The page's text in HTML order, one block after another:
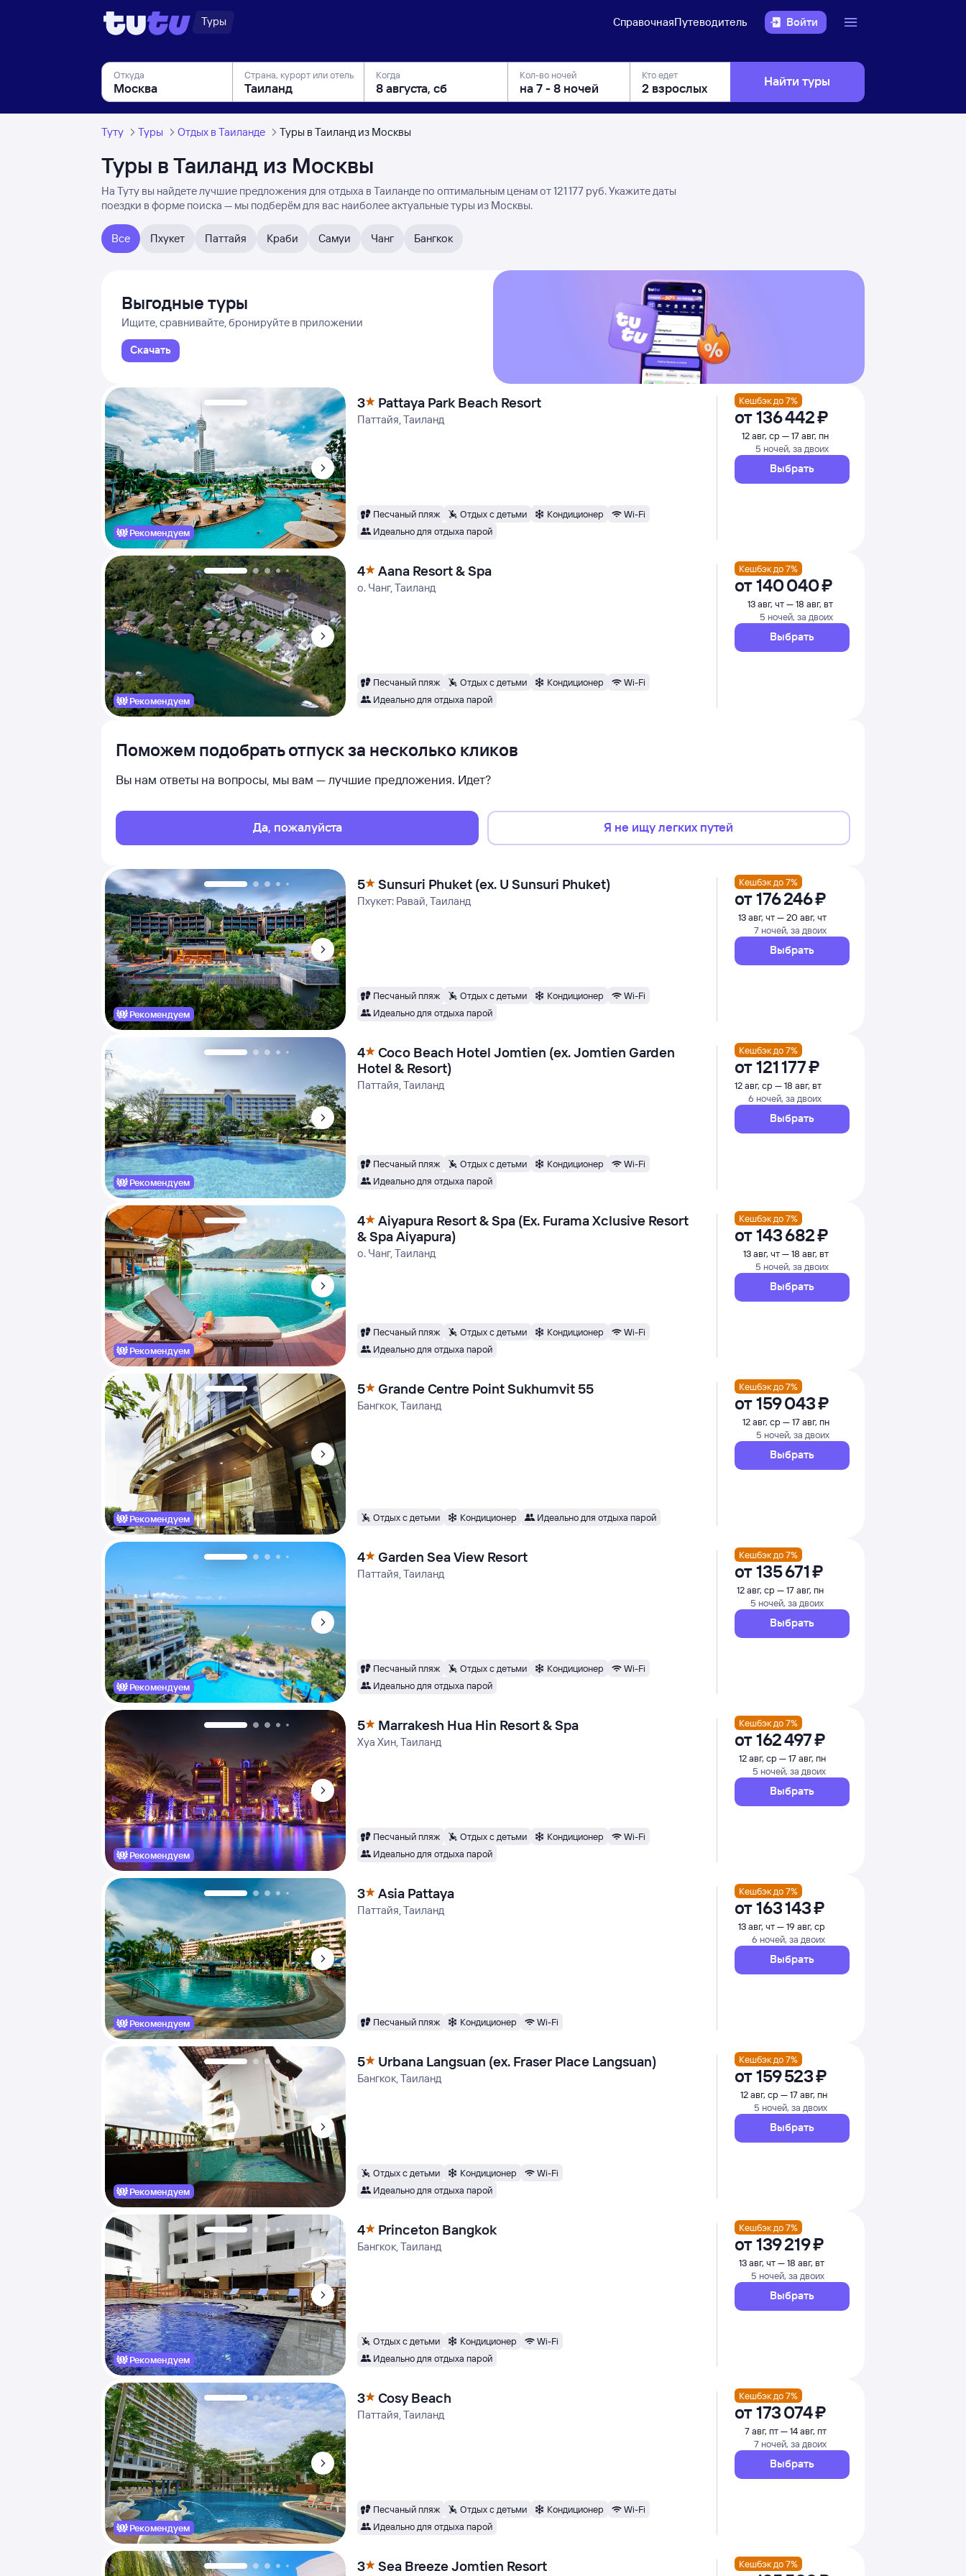
Туры СправочнаяПутеводитель Войти
Откуда Страна, курорт или отель Когда Кол-во ночей Кто едет Найти туры
Туту Туры Отдых в Таиланде Туры в Таиланд из Москвы
Туры в Таиланд из Москвы
На Туту вы найдете лучшие предложения для отдыха в Таиланде по оптимальным ценам от 121 ⁠177 руб. Укажите даты
поездки в форме поиска — мы подберём для вас наиболее актуальные туры из Москвы.
Все Пхукет Паттайя Краби Самуи Чанг Бангкок
Выгодные туры
Ищите, сравнивайте, бронируйте в приложении
Скачать
Рекомендуем
3 Pattaya Park Beach Resort
Паттайя, Таиланд
Песчаный пляж Отдых с детьми Кондиционер
Wi-Fi
Идеально для отдыха парой
Кешбэк до 7%
от136 ⁠442 ⁠₽
12 авг, ср — 17 авг, пн
5 ночей, за двоих
Выбрать
Рекомендуем
4 Aana Resort & Spa
о. Чанг, Таиланд
Песчаный пляж Отдых с детьми Кондиционер
Wi-Fi
Идеально для отдыха парой
Кешбэк до 7%
от140 ⁠040 ⁠₽
13 авг, чт — 18 авг, вт
5 ночей, за двоих
Выбрать
Поможем подобрать отпуск за несколько кликов
Вы нам ответы на вопросы, мы вам — лучшие предложения. Идет?
Да, пожалуйста Я не ищу легких путей
Рекомендуем
5 Sunsuri Phuket (ex. U Sunsuri Phuket)
Пхукет: Равай, Таиланд
Песчаный пляж Отдых с детьми Кондиционер
Wi-Fi
Идеально для отдыха парой
Кешбэк до 7%
от176 ⁠246 ⁠₽
13 авг, чт — 20 авг, чт
7 ночей, за двоих
Выбрать
Рекомендуем
4
Coco Beach Hotel Jomtien (ex. Jomtien Garden
Hotel & Resort)
Паттайя, Таиланд
Песчаный пляж Отдых с детьми Кондиционер
Wi-Fi
Идеально для отдыха парой
Кешбэк до 7%
от121 ⁠177 ⁠₽
12 авг, ср — 18 авг, вт
6 ночей, за двоих
Выбрать
Рекомендуем
4
Aiyapura Resort & Spa (Ex. Furama Xclusive Resort
& Spa Aiyapura)
о. Чанг, Таиланд
Песчаный пляж Отдых с детьми Кондиционер
Wi-Fi
Идеально для отдыха парой
Кешбэк до 7%
от143 ⁠682 ⁠₽
13 авг, чт — 18 авг, вт
5 ночей, за двоих
Выбрать
Рекомендуем
5 Grande Centre Point Sukhumvit 55
Бангкок, Таиланд
Отдых с детьми Кондиционер Идеально для отдыха парой
Кешбэк до 7%
от159 ⁠043 ⁠₽
12 авг, ср — 17 авг, пн
5 ночей, за двоих
Выбрать
Рекомендуем
4 Garden Sea View Resort
Паттайя, Таиланд
Песчаный пляж Отдых с детьми Кондиционер
Wi-Fi
Идеально для отдыха парой
Кешбэк до 7%
от135 ⁠671 ⁠₽
12 авг, ср — 17 авг, пн
5 ночей, за двоих
Выбрать
Рекомендуем
5 Marrakesh Hua Hin Resort & Spa
Хуа Хин, Таиланд
Песчаный пляж Отдых с детьми Кондиционер
Wi-Fi
Идеально для отдыха парой
Кешбэк до 7%
от162 ⁠497 ⁠₽
12 авг, ср — 17 авг, пн
5 ночей, за двоих
Выбрать
Рекомендуем
3 Asia Pattaya
Паттайя, Таиланд
Песчаный пляж Кондиционер Wi-Fi
Кешбэк до 7%
от163 ⁠143 ⁠₽
13 авг, чт — 19 авг, ср
6 ночей, за двоих
Выбрать
Рекомендуем
5 Urbana Langsuan (ex. Fraser Place Langsuan)
Бангкок, Таиланд
Отдых с детьми Кондиционер
Wi-Fi
Идеально для отдыха парой
Кешбэк до 7%
от159 ⁠523 ⁠₽
12 авг, ср — 17 авг, пн
5 ночей, за двоих
Выбрать
Рекомендуем
4 Princeton Bangkok
Бангкок, Таиланд
Отдых с детьми Кондиционер
Wi-Fi
Идеально для отдыха парой
Кешбэк до 7%
от139 ⁠219 ⁠₽
13 авг, чт — 18 авг, вт
5 ночей, за двоих
Выбрать
Рекомендуем
3 Cosy Beach
Паттайя, Таиланд
Песчаный пляж Отдых с детьми Кондиционер
Wi-Fi
Идеально для отдыха парой
Кешбэк до 7%
от173 ⁠074 ⁠₽
7 авг, пт — 14 авг, пт
7 ночей, за двоих
Выбрать
3 Sea Breeze Jomtien Resort Кешбэк до 7%